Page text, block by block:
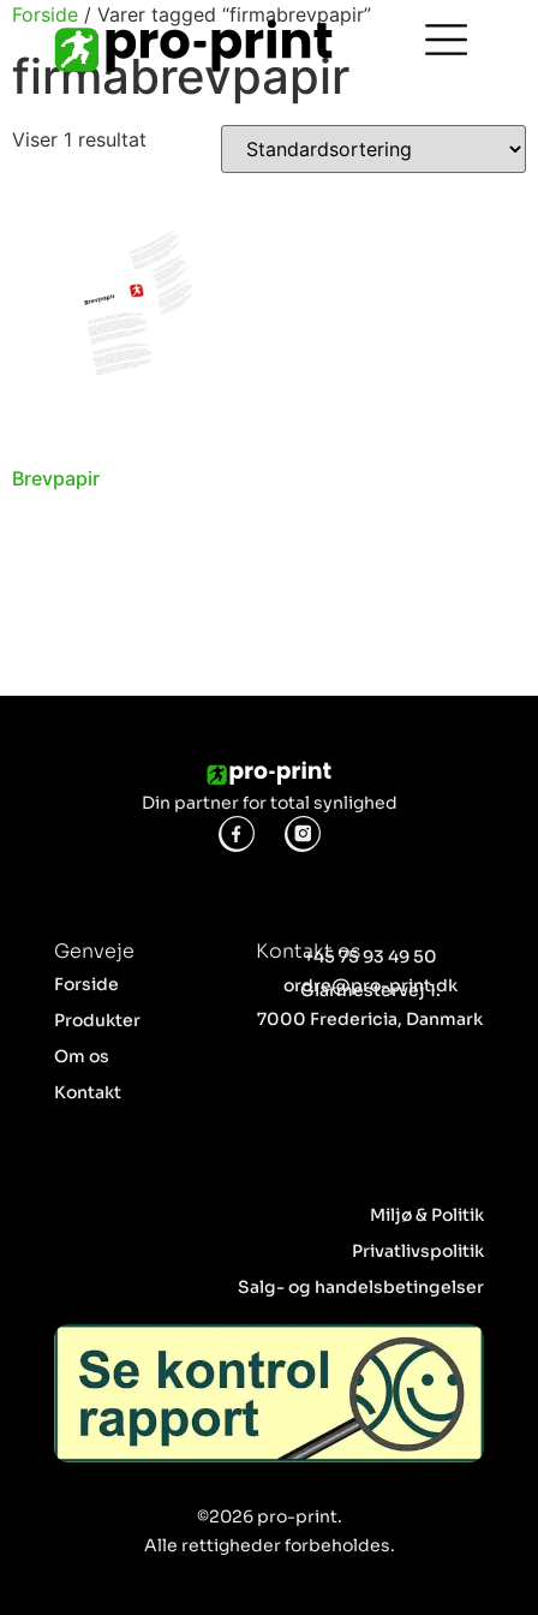
Forside / Varer tagged “firmabrevpapir”
firmabrevpapir
Viser 1 resultat
Brevpapir
Din partner for total synlighed
Genveje
Forside
Produkter
Om os
Kontakt
Kontakt os
+45 75 93 49 50
ordre@pro-print.dk
Glarmestervej 1.
7000 Fredericia, Danmark
Miljø & Politik
Privatlivspolitik
Salg- og handelsbetingelser
©2026 pro-print.
Alle rettigheder forbeholdes.